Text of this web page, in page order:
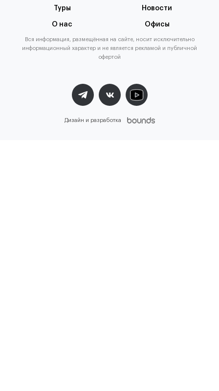
Туры Новости
О нас Офисы
Вся информация, размещённая на сайте, носит исключительно
информационный характер и не является рекламой и публичной
офертой
Дизайн и разработка